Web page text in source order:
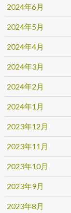
2024年6月
2024年5月
2024年4月
2024年3月
2024年2月
2024年1月
2023年12月
2023年11月
2023年10月
2023年9月
2023年8月